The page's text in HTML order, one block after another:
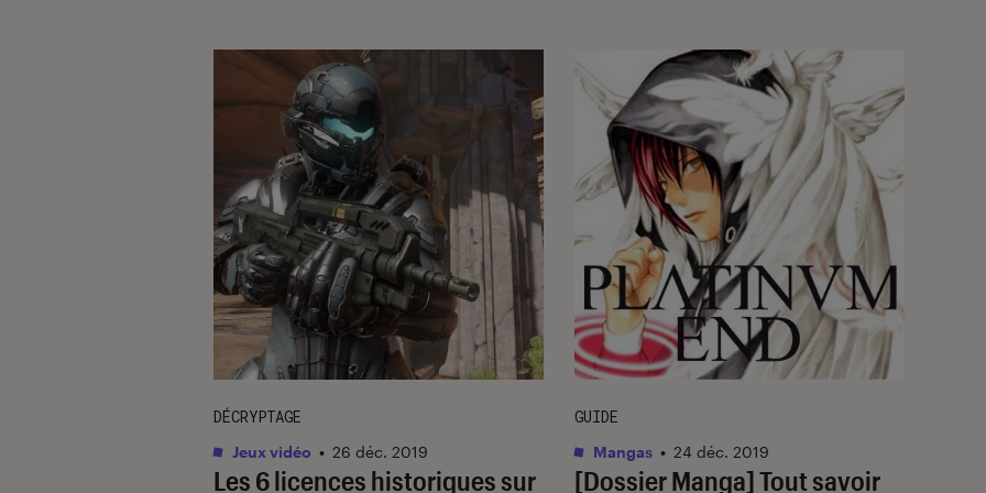
Les 6 licences historiques sur
DÉCRYPTAGE
Jeux vidéo • 26 déc. 2019
[Dossier Manga] Tout savoir
GUIDE
Mangas • 24 déc. 2019